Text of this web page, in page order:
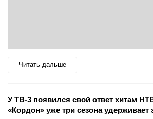
Читать дальше
У ТВ-3 появился свой ответ хитам
«Кордон» уже три сезона удерживает